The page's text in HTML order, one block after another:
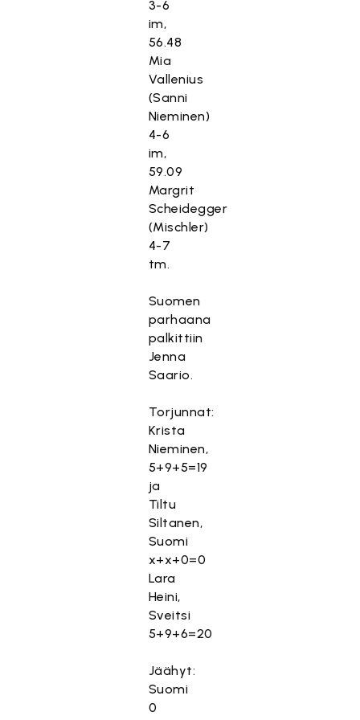
3-6
im,
56.48
Mia
Vallenius
(Sanni
Nieminen)
4-6
im,
59.09
Margrit
Scheidegger
(Mischler)
4-7
tm.
Suomen
parhaana
palkittiin
Jenna
Saario.
Torjunnat:
Krista
Nieminen,
5+9+5=19
ja
Tiltu
Siltanen,
Suomi
x+x+0=0
Lara
Heini,
Sveitsi
5+9+6=20
Jäähyt:
Suomi
0
T
ä
m
s
i